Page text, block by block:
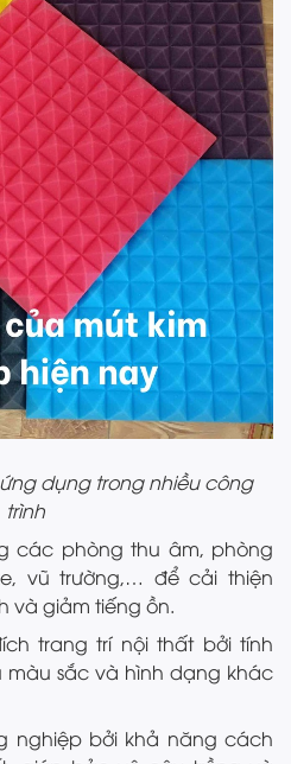
dụng trong nhiều công
trình
các phòng thu âm, phòng
vũ trường,… để cải thiện
và giảm tiếng ồn.
trang trí nội thất bởi tính
màu sắc và hình dạng khác
nghiệp bởi khả năng cách